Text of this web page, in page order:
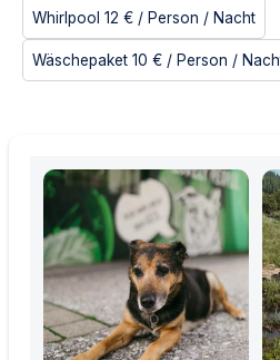
Whirlpool 12 € / Person / Nacht
Wäschepaket 10 € / Person /